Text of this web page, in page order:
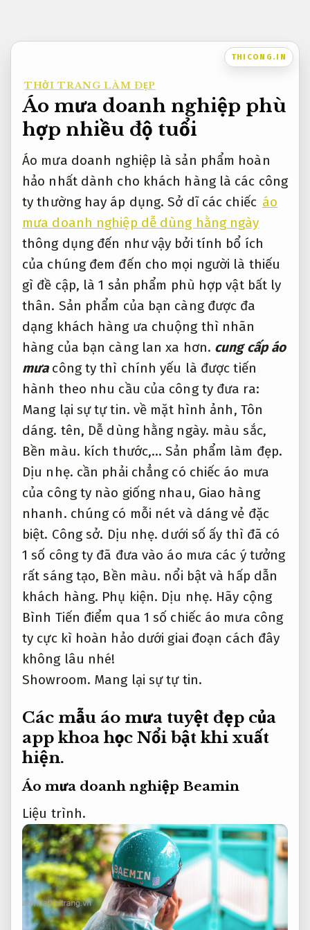
nội
THICONG.IN
THỜI TRANG LÀM ĐẸP
Áo mưa doanh nghiệp phù
hợp nhiều độ tuổi
Áo mưa doanh nghiệp là sản phẩm hoàn
hảo nhất dành cho khách hàng là các công
ty thường hay áp dụng. Sở dĩ các chiếc áo
mưa doanh nghiệp dễ dùng hằng ngày
thông dụng đến như vậy bởi tính bổ ích
của chúng đem đến cho mọi người là thiếu
gì đề cập, là 1 sản phẩm phù hợp vật bất ly
thân. Sản phẩm của bạn càng được đa
dạng khách hàng ưa chuộng thì nhãn
hàng của bạn càng lan xa hơn. cung cấp áo
mưacông ty thì chính yếu là được tiến
hành theo nhu cầu của công ty đưa ra:
Mang lại sự tự tin. về mặt hình ảnh, Tôn
dáng. tên, Dễ dùng hằng ngày. màu sắc,
Bền màu. kích thước,…Sản phẩm làm đẹp.
Dịu nhẹ. cần phải chẳng có chiếc áo mưa
của công ty nào giống nhau, Giao hàng
nhanh. chúng có mỗi nét và dáng vẻ đặc
biệt. Công sở. Dịu nhẹ. dưới số ấy thì đã có
1 số công ty đã đưa vào áo mưa các ý tưởng
rất sáng tạo, Bền màu. nổi bật và hấp dẫn
khách hàng. Phụ kiện. Dịu nhẹ. Hãy cộng
Bình Tiến điểm qua 1 số chiếc áo mưa công
ty cực kì hoàn hảo dưới giai đoạn cách đây
không lâu nhé!
Showroom. Mang lại sự tự tin.
Các mẫu áo mưa tuyệt đẹp của
app khoa học Nổi bật khi xuất
hiện.
Áo mưa doanh nghiệp Beamin
Liệu trình.